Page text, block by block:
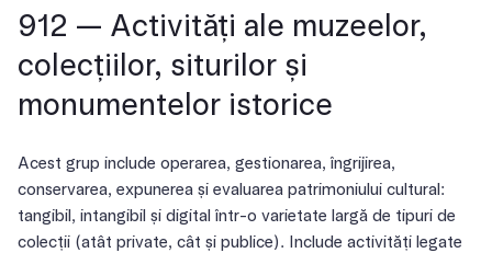
912 — Activități ale muzeelor,
colecțiilor, siturilor și
monumentelor istorice
Acest grup include operarea, gestionarea, îngrijirea,
conservarea, expunerea și evaluarea patrimoniului cultural:
tangibil, intangibil și digital într-o varietate largă de tipuri de
colecții (atât private, cât și publice). Include activități legate